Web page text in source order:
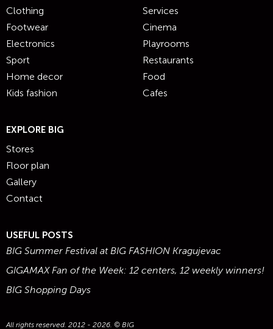
Clothing
Footwear
Electronics
Sport
Home decor
Kids fashion
Services
Cinema
Playrooms
Restaurants
Food
Cafes
EXPLORE BIG
Stores
Floor plan
Gallery
Contact
USEFUL POSTS
BIG Summer Festival at BIG FASHION Kragujevac
GIGAMAX Fan of the Week: 12 centers, 12 weekly winners!
BIG Shopping Days
All rights reserved. 2012 - 2026. © BIG